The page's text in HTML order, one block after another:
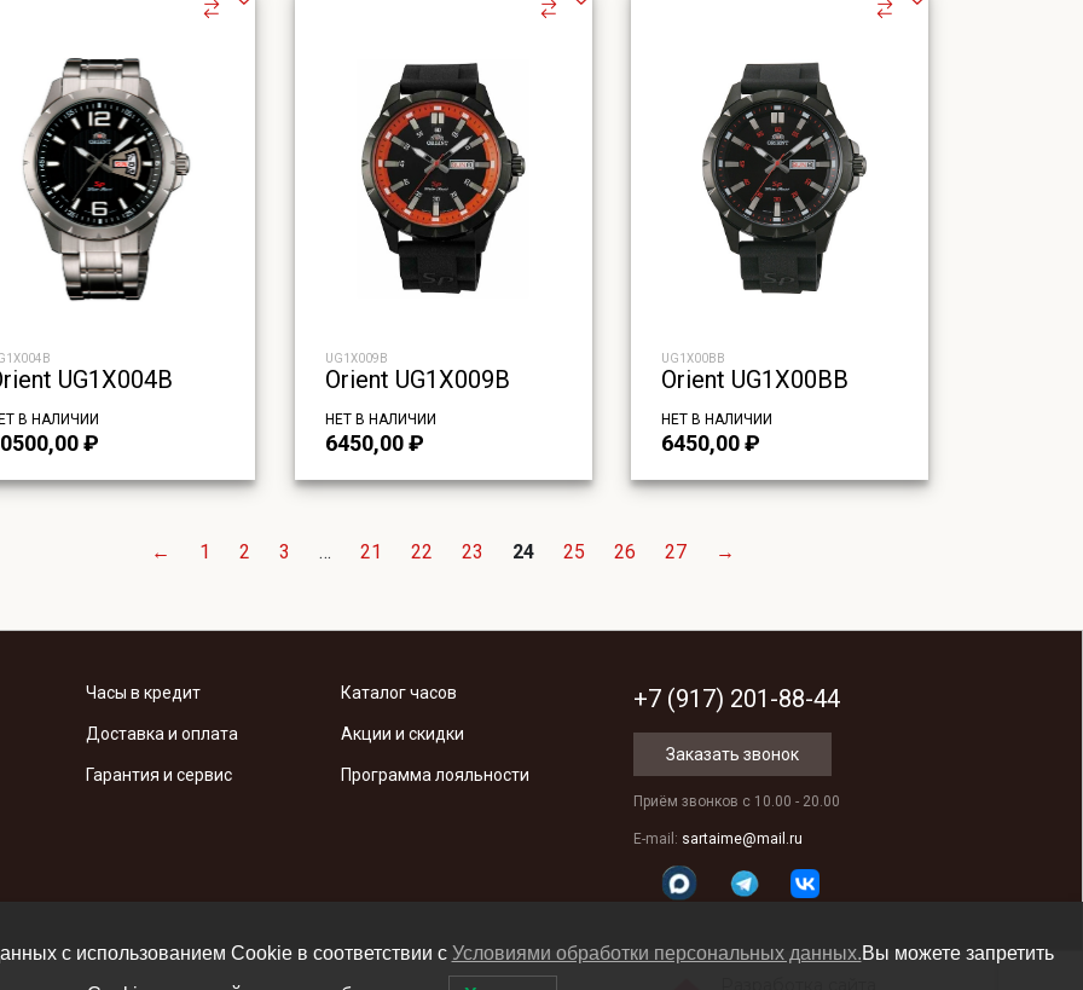
UG1X004B
В НАЛИЧИИ
₽
UG1X009B
Orient UG1X009B
НЕТ В НАЛИЧИИ
6450,00₽
UG1X00BB
Orient UG1X00BB
НЕТ В НАЛИЧИИ
6450,00₽
← 1 2 3 … 21 22 23 24 25 26 27 →
Часы в кредит Каталог часов
Доставка и оплата Акции и скидки
Гарантия и сервис Программа лояльности
+7 (917) 201-88-44
Заказать звонок
Приём звонков с 10.00 - 20.00
E-mail: sartaime@mail.ru
с использованием Cookie в соответствии c Условиями обработки персональных данных.Вы можете запретить